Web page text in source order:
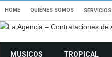
HOME QUIÉNES SOMOS SERVICIOS
MUSICOS TROPICAL